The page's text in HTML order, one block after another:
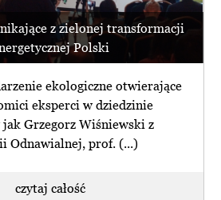
z zielonej transformacji
Polski
ekologiczne otwierające
eksperci w dziedzinie
Grzegorz Wiśniewski z
Odnawialnej, prof. (...)
czytaj całość